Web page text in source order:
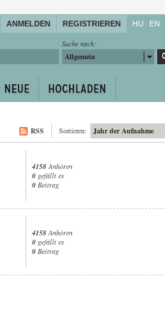
ANMELDEN REGISTRIEREN HU EN
Suche nach:
Allgemein
Jahr der Aufnahme
Sortieren:
RSS
4158 Anhören
0 gefällt es
0 Beitrag
4158 Anhören
0 gefällt es
0 Beitrag